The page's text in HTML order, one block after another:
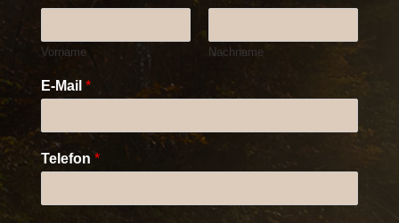
Vorname Nachname
E-Mail *
Telefon *